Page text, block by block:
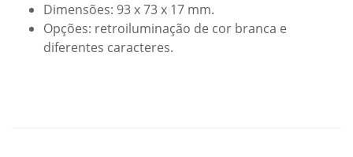
Dimensões: 93 x 73 x 17 mm.
Opções: retroiluminação de cor branca e
diferentes caracteres.